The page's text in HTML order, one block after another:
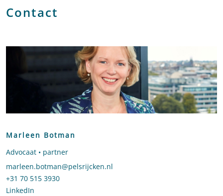
Contact
Marleen Botman
Advocaat • partner
Stuur een e-mail naar Marleen Botman
marleen.botman@pelsrijcken.nl
Bel naar Marleen Botman
+31 70 515 3930
LinkedIn